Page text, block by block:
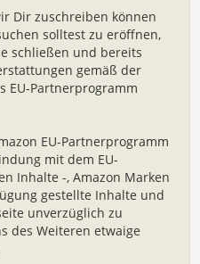
Dir zuschreiben können
solltest zu eröffnen,
schließen und bereits
gemäß der
EU-Partnerprogramm
EU-Partnerprogramm
mit dem EU-
Inhalte -, Amazon Marken
gestellte Inhalte und
unverzüglich zu
des Weiteren etwaige